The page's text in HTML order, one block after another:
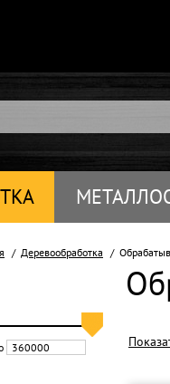
Деревообработка